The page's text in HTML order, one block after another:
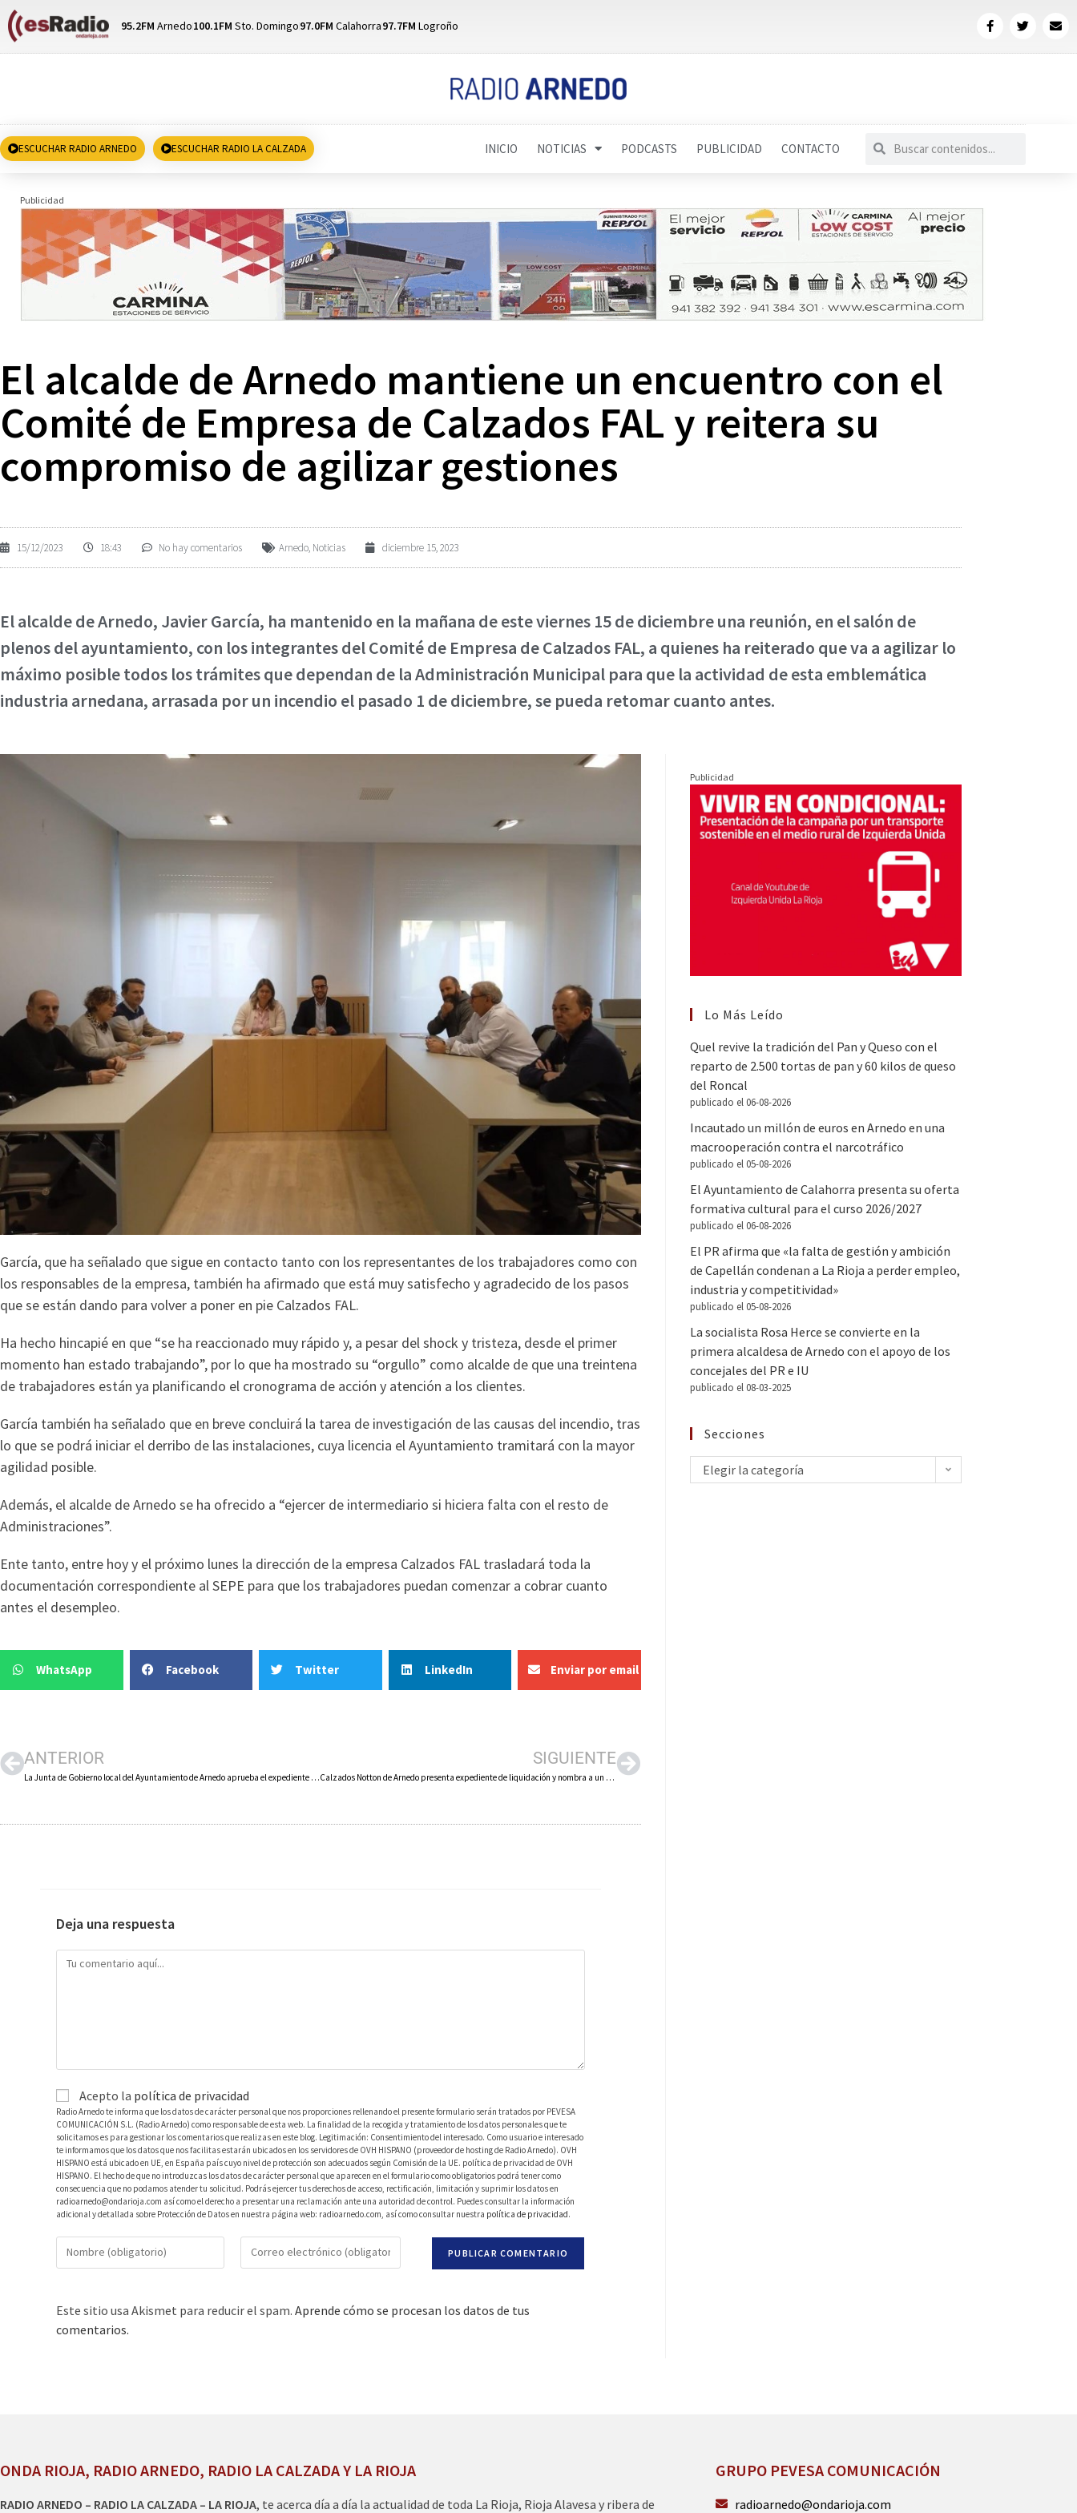
95.2FM Arnedo100.1FM Sto. Domingo97.0FM Calahorra97.7FM Logroño
ESCUCHAR RADIO ARNEDO ESCUCHAR RADIO LA CALZADA INICIO NOTICIAS PODCASTS PUBLICIDAD CONTACTO
Publicidad
El alcalde de Arnedo mantiene un encuentro con el
Comité de Empresa de Calzados FAL y reitera su
compromiso de agilizar gestiones
15/12/2023 18:43 No hay comentarios Arnedo, Noticias diciembre 15, 2023
El alcalde de Arnedo, Javier García, ha mantenido en la mañana de este viernes 15 de diciembre una reunión, en el salón de
plenos del ayuntamiento, con los integrantes del Comité de Empresa de Calzados FAL, a quienes ha reiterado que va a agilizar lo
máximo posible todos los trámites que dependan de la Administración Municipal para que la actividad de esta emblemática
industria arnedana, arrasada por un incendio el pasado 1 de diciembre, se pueda retomar cuanto antes.
García, que ha señalado que sigue en contacto tanto con los representantes de los trabajadores como con
los responsables de la empresa, también ha afirmado que está muy satisfecho y agradecido de los pasos
que se están dando para volver a poner en pie Calzados FAL.
Ha hecho hincapié en que “se ha reaccionado muy rápido y, a pesar del shock y tristeza, desde el primer
momento han estado trabajando”, por lo que ha mostrado su “orgullo” como alcalde de que una treintena
de trabajadores están ya planificando el cronograma de acción y atención a los clientes.
García también ha señalado que en breve concluirá la tarea de investigación de las causas del incendio, tras
lo que se podrá iniciar el derribo de las instalaciones, cuya licencia el Ayuntamiento tramitará con la mayor
agilidad posible.
Además, el alcalde de Arnedo se ha ofrecido a “ejercer de intermediario si hiciera falta con el resto de
Administraciones”.
Ente tanto, entre hoy y el próximo lunes la dirección de la empresa Calzados FAL trasladará toda la
documentación correspondiente al SEPE para que los trabajadores puedan comenzar a cobrar cuanto
antes el desempleo.
WhatsApp Facebook Twitter LinkedIn Enviar por email
ANTERIOR
La Junta de Gobierno local del Ayuntamiento de Arnedo aprueba el expediente de contratación de los festejos taurinos de marzo
SIGUIENTE
Calzados Notton de Arnedo presenta expediente de liquidación y nombra a un administrador concursal
Deja una respuesta
Acepto la política de privacidad
Radio Arnedo te informa que los datos de carácter personal que nos proporciones rellenando el presente formulario serán tratados por PEVESA
COMUNICACIÓN S.L. (Radio Arnedo) como responsable de esta web. La finalidad de la recogida y tratamiento de los datos personales que te
solicitamos es para gestionar los comentarios que realizas en este blog. Legitimación: Consentimiento del interesado. Como usuario e interesado
te informamos que los datos que nos facilitas estarán ubicados en los servidores de OVH HISPANO (proveedor de hosting de Radio Arnedo). OVH
HISPANO está ubicado en UE, en España país cuyo nivel de protección son adecuados según Comisión de la UE. política de privacidad de OVH
HISPANO. El hecho de que no introduzcas los datos de carácter personal que aparecen en el formulario como obligatorios podrá tener como
consecuencia que no podamos atender tu solicitud. Podrás ejercer tus derechos de acceso, rectificación, limitación y suprimir los datos en
radioarnedo@ondarioja.com así como el derecho a presentar una reclamación ante una autoridad de control. Puedes consultar la información
adicional y detallada sobre Protección de Datos en nuestra página web: radioarnedo.com, así como consultar nuestra política de privacidad.
Este sitio usa Akismet para reducir el spam. Aprende cómo se procesan los datos de tus
comentarios.
Publicidad
Lo Más Leído
Quel revive la tradición del Pan y Queso con el
reparto de 2.500 tortas de pan y 60 kilos de queso
del Roncal
publicado el 06-08-2026
Incautado un millón de euros en Arnedo en una
macrooperación contra el narcotráfico
publicado el 05-08-2026
El Ayuntamiento de Calahorra presenta su oferta
formativa cultural para el curso 2026/2027
publicado el 06-08-2026
El PR afirma que «la falta de gestión y ambición
de Capellán condenan a La Rioja a perder empleo,
industria y competitividad»
publicado el 05-08-2026
La socialista Rosa Herce se convierte en la
primera alcaldesa de Arnedo con el apoyo de los
concejales del PR e IU
publicado el 08-03-2025
Secciones
Elegir la categoría
ONDA RIOJA, RADIO ARNEDO, RADIO LA CALZADA Y LA RIOJA
RADIO ARNEDO – RADIO LA CALZADA – LA RIOJA, te acerca día a día la actualidad de toda La Rioja, Rioja Alavesa y ribera de
GRUPO PEVESA COMUNICACIÓN
radioarnedo@ondarioja.com